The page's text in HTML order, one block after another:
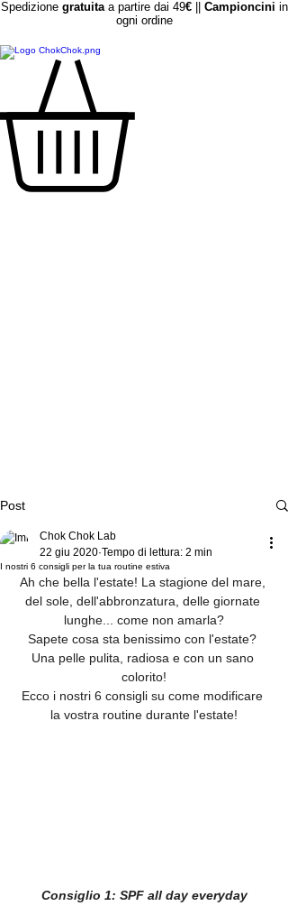
Spedizione gratuitaa partire dai 49€|| Campioncini in
ogni ordine
Post
I nostri 6 consigli per la tua routine estiva
Chok Chok Lab
22 giu 2020 Tempo di lettura: 2 min
Ah che bella l'estate! La stagione del mare,
del sole, dell'abbronzatura, delle giornate
lunghe... come non amarla?
Sapete cosa sta benissimo con l'estate?
Una pelle pulita, radiosa e con un sano
colorito!
Ecco i nostri 6 consigli su come modificare
la vostra routine durante l'estate!
Consiglio 1: SPF all day everyday